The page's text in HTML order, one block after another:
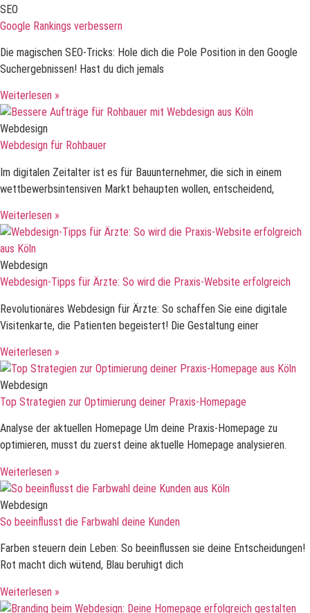
SEO
Google Rankings verbessern
Die magischen SEO-Tricks: Hole dich die Pole Position in den Google
Suchergebnissen! Hast du dich jemals
Weiterlesen »
Webdesign
Webdesign für Rohbauer
Im digitalen Zeitalter ist es für Bauunternehmer, die sich in einem
wettbewerbsintensiven Markt behaupten wollen, entscheidend,
Weiterlesen »
Webdesign
Webdesign-Tipps für Ärzte: So wird die Praxis-Website erfolgreich
Revolutionäres Webdesign für Ärzte: So schaffen Sie eine digitale
Visitenkarte, die Patienten begeistert! Die Gestaltung einer
Weiterlesen »
Webdesign
Top Strategien zur Optimierung deiner Praxis-Homepage
Analyse der aktuellen Homepage Um deine Praxis-Homepage zu
optimieren, musst du zuerst deine aktuelle Homepage analysieren.
Weiterlesen »
Webdesign
So beeinflusst die Farbwahl deine Kunden
Farben steuern dein Leben: So beeinflussen sie deine Entscheidungen!
Rot macht dich wütend, Blau beruhigt dich
Weiterlesen »